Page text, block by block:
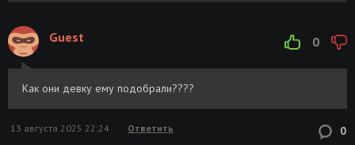
0
Guest
Как они девку ему подобрали????
0
13 августа 2025 22:24 Ответить